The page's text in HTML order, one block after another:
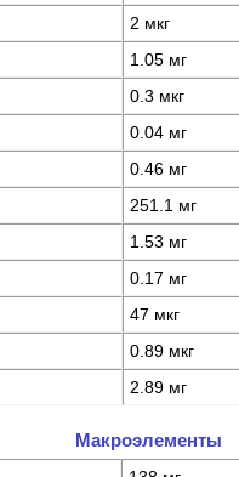
2 мкг
1.05 мг
0.3 мкг
0.04 мг
0.46 мг
251.1 мг
1.53 мг
0.17 мг
47 мкг
0.89 мкг
2.89 мг
Макроэлементы